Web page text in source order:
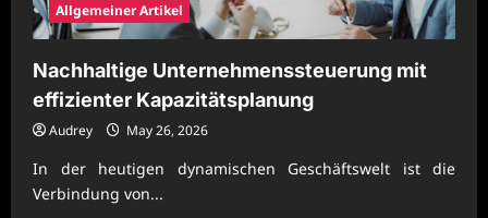
Allgemeiner Artikel
Nachhaltige Unternehmenssteuerung mit
effizienter Kapazitätsplanung
Audrey May 26, 2026
In der heutigen dynamischen Geschäftswelt ist die
Verbindung von...